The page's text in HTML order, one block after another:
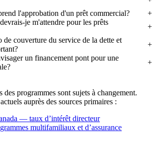
l'approbation d'un prêt commercial?
je m'attendre pour les prêts
de couverture du service de la dette et
un financement pont pour une
des programmes sont sujets à changement.
auprès des sources primaires :
— taux d’intérêt directeur
multifamiliaux et d’assurance